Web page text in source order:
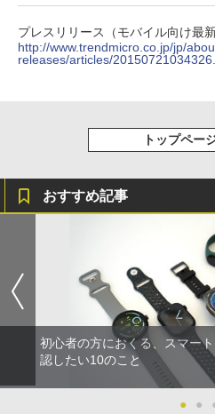
プレスリリース（モバイル向け最
http://www.trendmicro.co.jp/jp/
releases/articles/
トップペー
おすすめ記事
初心者の方におくる、スマー
認したい10のこと
● ●